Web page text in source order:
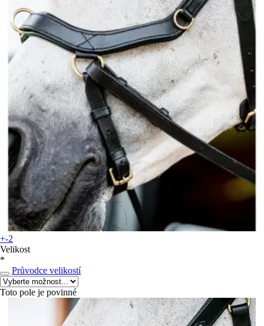
+-2
Velikost
*
Průvodce velikostí
Toto pole je povinné